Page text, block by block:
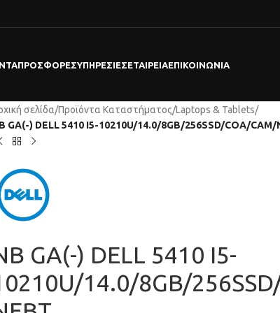
ΠΡΟΣΦΟΡΕΣΥΠΗΡΕΣΊΕΣΕΤΑΙΡΕΊΑΕΠΙΚΟΙΝΩΝΊΑ
σελίδα/Προϊόντα Καταστήματος/Laptops & Tablets/
GA(-) DELL 5410 I5-10210U/14.0/8GB/256SSD/COA/CAM/
GA(-) DELL 5410 I5-
14.0/8GB/